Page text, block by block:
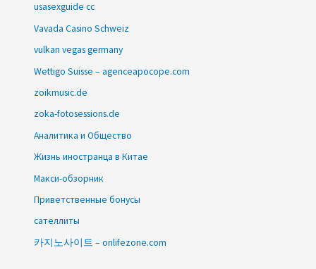
usasexguide cc
Vavada Casino Schweiz
vulkan vegas germany
Wettigo Suisse – agenceapocope.com
zoikmusic.de
zoka-fotosessions.de
Аналитика и Общество
Жизнь иностранца в Китае
Макси-обзорник
Приветственные бонусы
сателлиты
카지노사이트 – onlifezone.com